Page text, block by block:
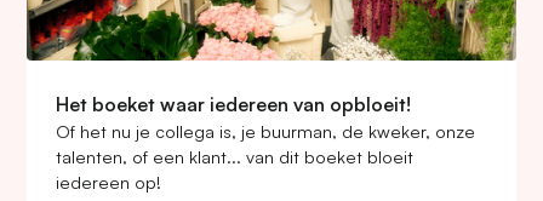
Het boeket waar iedereen van opbloeit!
Of het nu je collega is, je buurman, de kweker, onze
talenten, of een klant... van dit boeket bloeit
iedereen op!